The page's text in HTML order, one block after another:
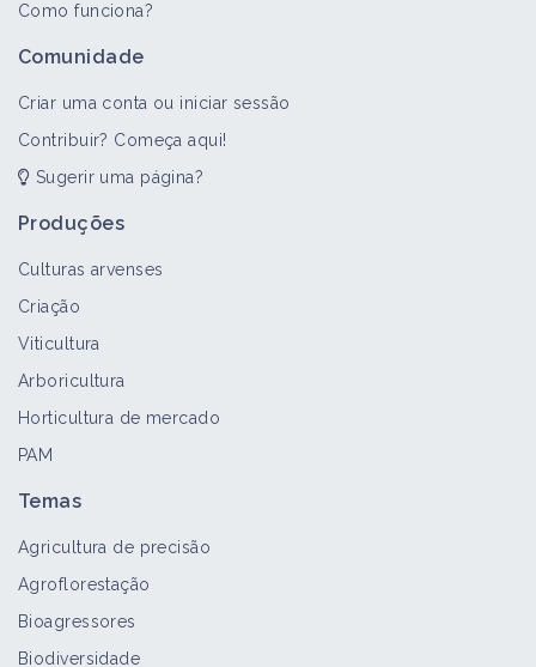
Como funciona?
Comunidade
Criar uma conta ou iniciar sessão
Contribuir? Começa aqui!
Sugerir uma página?
Produções
Culturas arvenses
Criação
Viticultura
Arboricultura
Horticultura de mercado
PAM
Temas
Agricultura de precisão
Agroflorestação
Bioagressores
Biodiversidade